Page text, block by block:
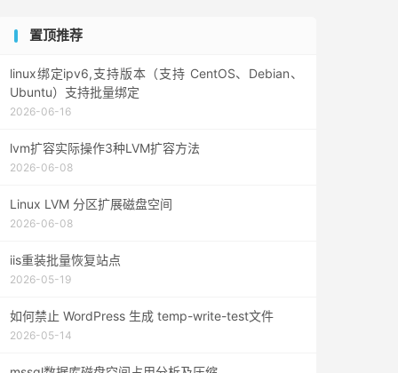
置顶推荐
linux绑定ipv6,支持版本（支持 CentOS、Debian、
Ubuntu）支持批量绑定
2026-06-16
lvm扩容实际操作3种LVM扩容方法
2026-06-08
Linux LVM 分区扩展磁盘空间
2026-06-08
iis重装批量恢复站点
2026-05-19
如何禁止 WordPress 生成 temp-write-test文件
2026-05-14